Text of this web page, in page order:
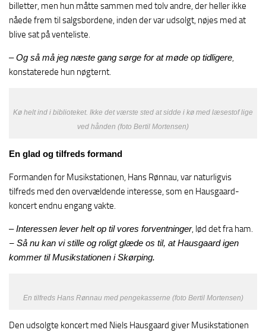
billetter, men hun måtte sammen med tolv andre, der heller ikke
nåede frem til salgsbordene, inden der var udsolgt, nøjes med at
blive sat på venteliste.
– Og så må jeg næste gang sørge for at møde op tidligere,
konstaterede hun nøgternt.
Kø helt ind i biblioteket. Ikke det værste sted at sidde i kø med læsestof lige
ved hånden (foto Bertil Mortensen)
En glad og tilfreds formand
Formanden for Musikstationen, Hans Rønnau, var naturligvis
tilfreds med den overvældende interesse, som en Hausgaard-
koncert endnu engang vakte.
– Interessen lever helt op til vores forventninger, lød det fra ham.
– Så nu kan vi stille og roligt glæde os til, at Hausgaard igen
kommer til Musikstationen i Skørping.
En tilfreds Hans Rønnau med pengekasserne (foto Bertil Mortensen)
Den udsolgte koncert med Niels Hausgaard giver Musikstationen